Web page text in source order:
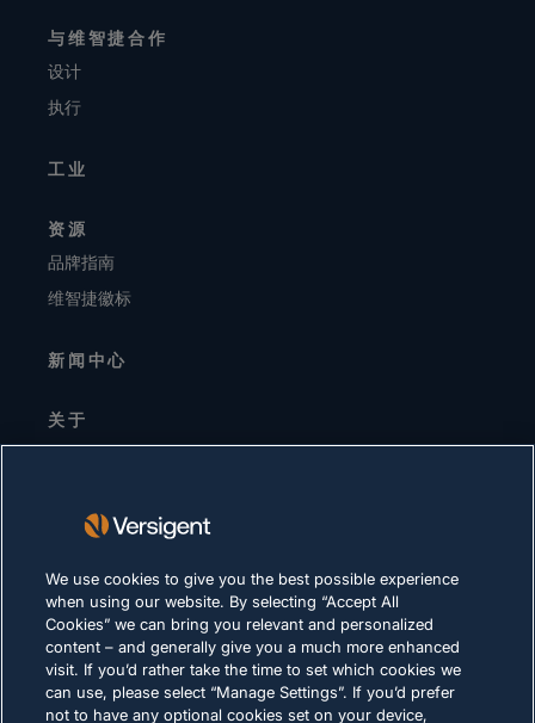
与维智捷合作
设计
执行
工业
资源
品牌指南
维智捷徽标
新闻中心
关于
高层领导
供应商
职业生涯
隐私声明
使用条款
We use cookies to give you the best possible experience
when using our website. By selecting “Accept All
Cookies” we can bring you relevant and personalized
content – and generally give you a much more enhanced
visit. If you’d rather take the time to set which cookies we
can use, please select “Manage Settings”. If you’d prefer
not to have any optional cookies set on your device,